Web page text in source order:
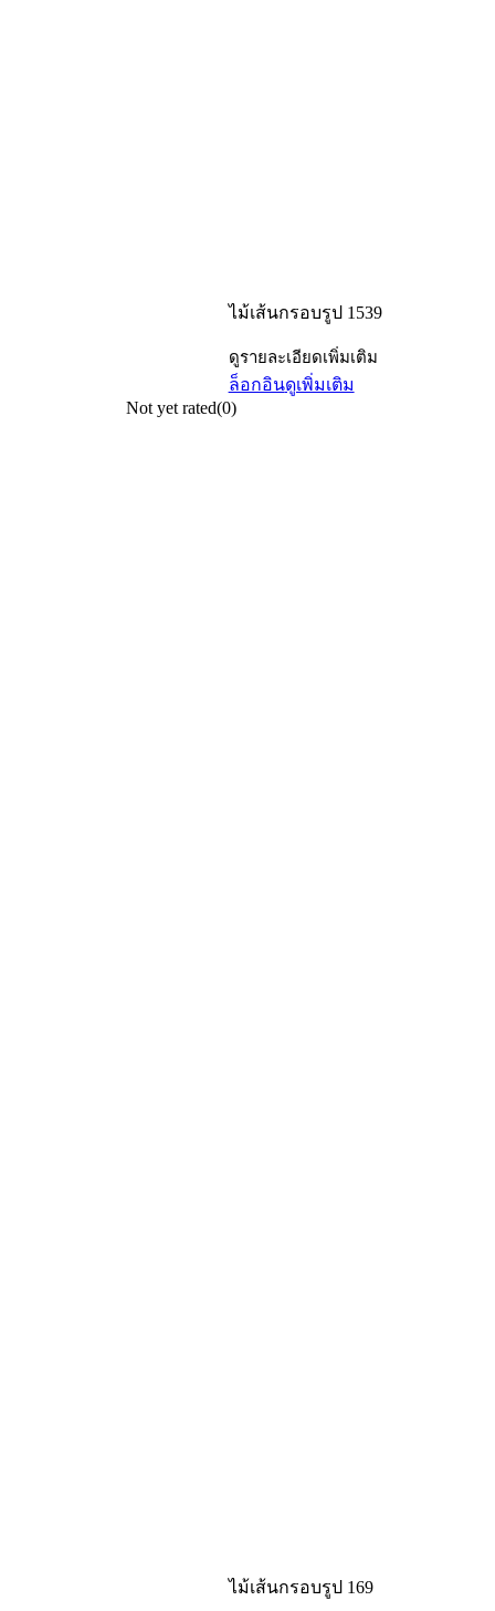
ไม้เส้นกรอบรูป 1539
ดูรายละเอียดเพิ่มเติม
ล็อกอินดูเพิ่มเติม
Not yet rated(0)
ไม้เส้นกรอบรูป 169